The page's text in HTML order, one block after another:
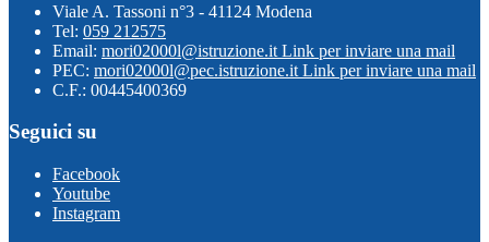
Viale A. Tassoni n°3 - 41124 Modena
Tel: 059 212575
Email: mori02000l@istruzione.it Link per inviare una mail
PEC: mori02000l@pec.istruzione.it Link per inviare una mail
C.F.: 00445400369
Seguici su
Facebook
Youtube
Instagram